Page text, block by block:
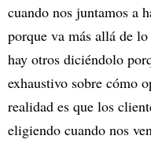
cuando nos juntamos a
porque va más allá de
hay otros diciéndolo
exhaustivo sobre cómo
realidad es que los
eligiendo cuando nos